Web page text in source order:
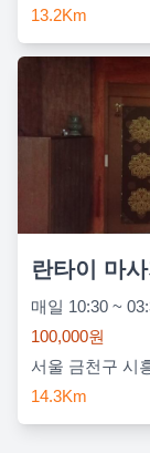
13.2Km
란타이 마사
매일 10:30 ~
100,000원
서울 금천구 시
14.3Km